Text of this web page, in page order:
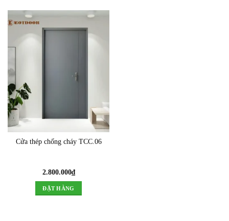
Cửa thép chống cháy TCC.06
2.800.000₫
ĐẶT HÀNG